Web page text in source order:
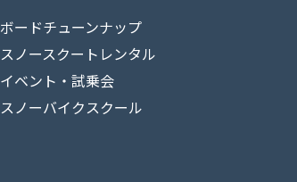
ボードチューンナップ
スノースクートレンタル
イベント・試乗会
スノーバイクスクール